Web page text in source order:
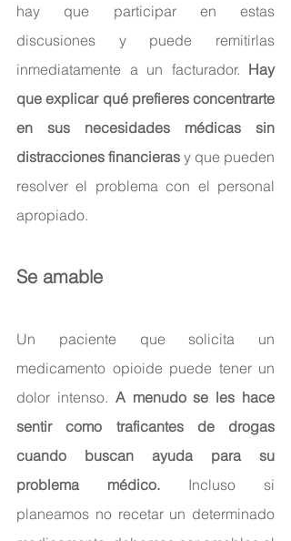
hay que participar en estas
discusiones y puede remitirlas
inmediatamente a un facturador. Hay
que explicar qué prefieres concentrarte
en sus necesidades médicas sin
distracciones financieras y que pueden
resolver el problema con el personal
apropiado.
Se amable
Un paciente que solicita un
medicamento opioide puede tener un
dolor intenso. A menudo se les hace
sentir como traficantes de drogas
cuando buscan ayuda para su
problema médico. Incluso si
planeamos no recetar un determinado